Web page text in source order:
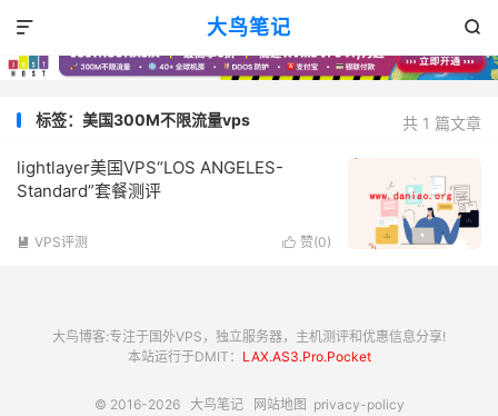
大鸟笔记 

共 1 篇文章
标签：美国300M不限流量vps
lightlayer美国VPS“LOS ANGELES-
Standard”套餐测评
 赞(0)
 VPS评测
大鸟博客:专注于国外VPS，独立服务器，主机测评和优惠信息分享!
本站运行于DMIT： LAX.AS3.Pro.Pocket
© 2016-2026 大鸟笔记 网站地图 privacy-policy